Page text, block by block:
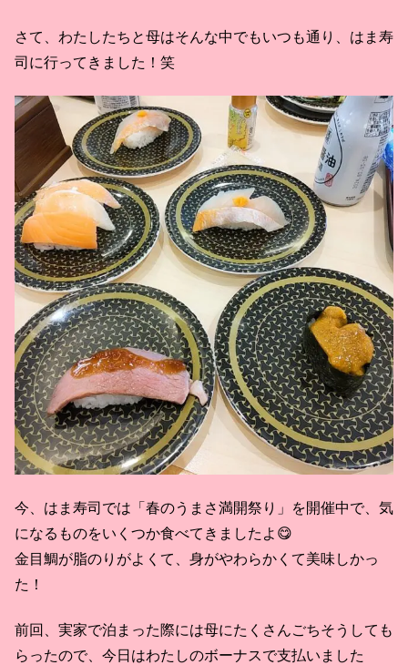
さて、わたしたちと母はそんな中でもいつも通り、はま寿
司に行ってきました！笑
今、はま寿司では「春のうまさ満開祭り」を開催中で、気
になるものをいくつか食べてきましたよ😋
金目鯛が脂のりがよくて、身がやわらかくて美味しかっ
た！
前回、実家で泊まった際には母にたくさんごちそうしても
らったので、今日はわたしのボーナスで支払いました